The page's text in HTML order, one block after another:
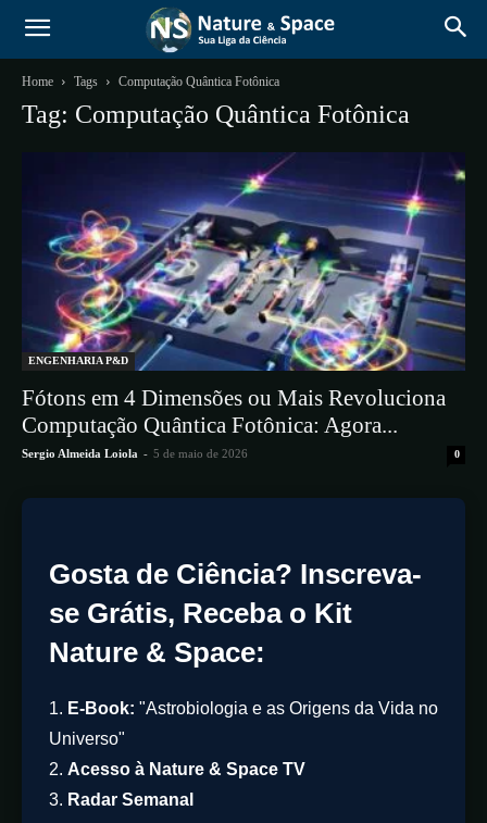
Home Tags Computação Quântica Fotônica
Tag: Computação Quântica Fotônica
ENGENHARIA P&D
Fótons em 4 Dimensões ou Mais Revoluciona
Computação Quântica Fotônica: Agora...
Sergio Almeida Loiola - 5 de maio de 2026 0
Gosta de Ciência? Inscreva-
se Grátis, Receba o Kit
Nature & Space:
1. E-Book: "Astrobiologia e as Origens da Vida no
Universo"
2. Acesso à Nature & Space TV
3. Radar Semanal